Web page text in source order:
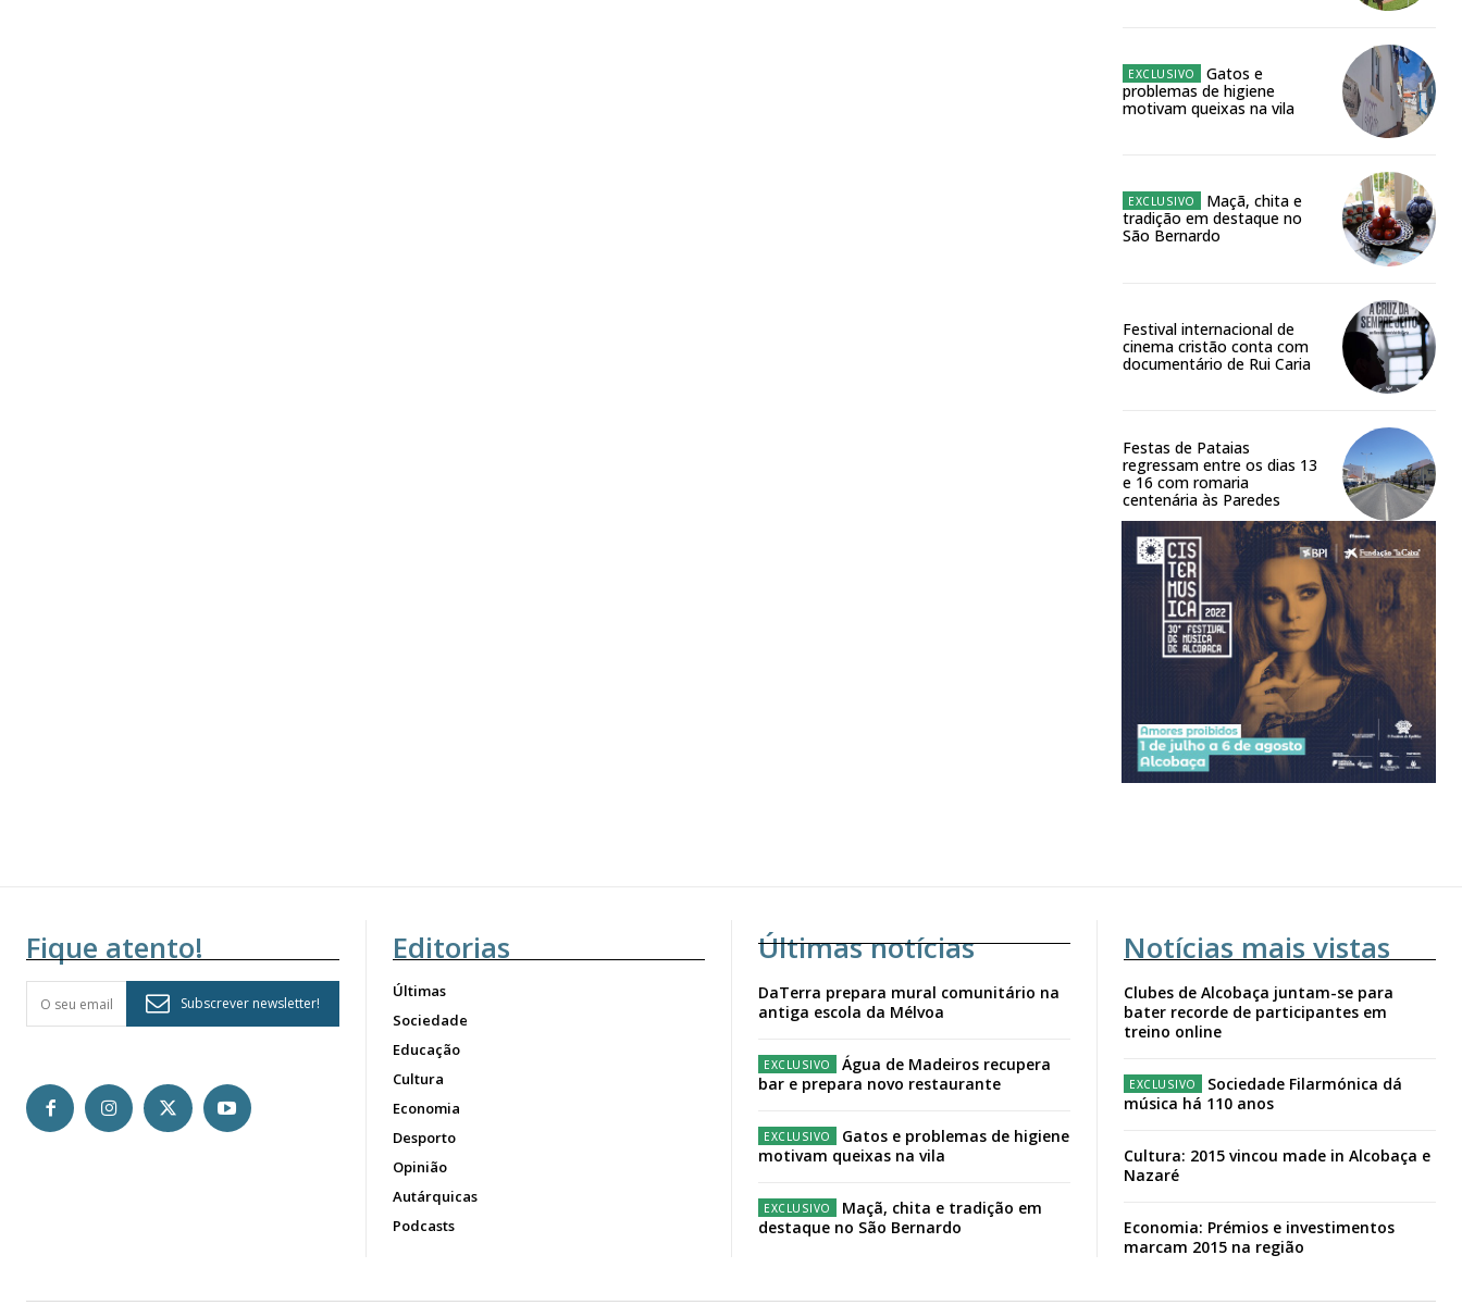
Gatos e
problemas de higiene
motivam queixas na vila
Maçã, chita e
tradição em destaque no
São Bernardo
Festival internacional de
cinema cristão conta com
documentário de Rui Caria
Festas de Pataias
regressam entre os dias 13
e 16 com romaria
centenária às Paredes
Fique atento!
Subscrever newsletter!
Editorias
Últimas
Sociedade
Educação
Cultura
Economia
Desporto
Opinião
Autárquicas
Podcasts
Últimas notícias
DaTerra prepara mural comunitário na
antiga escola da Mélvoa
Água de Madeiros recupera
bar e prepara novo restaurante
Gatos e problemas de higiene
motivam queixas na vila
Maçã, chita e tradição em
destaque no São Bernardo
Notícias mais vistas
Clubes de Alcobaça juntam-se para
bater recorde de participantes em
treino online
Sociedade Filarmónica dá
música há 110 anos
Cultura: 2015 vincou made in Alcobaça e
Nazaré
Economia: Prémios e investimentos
marcam 2015 na região